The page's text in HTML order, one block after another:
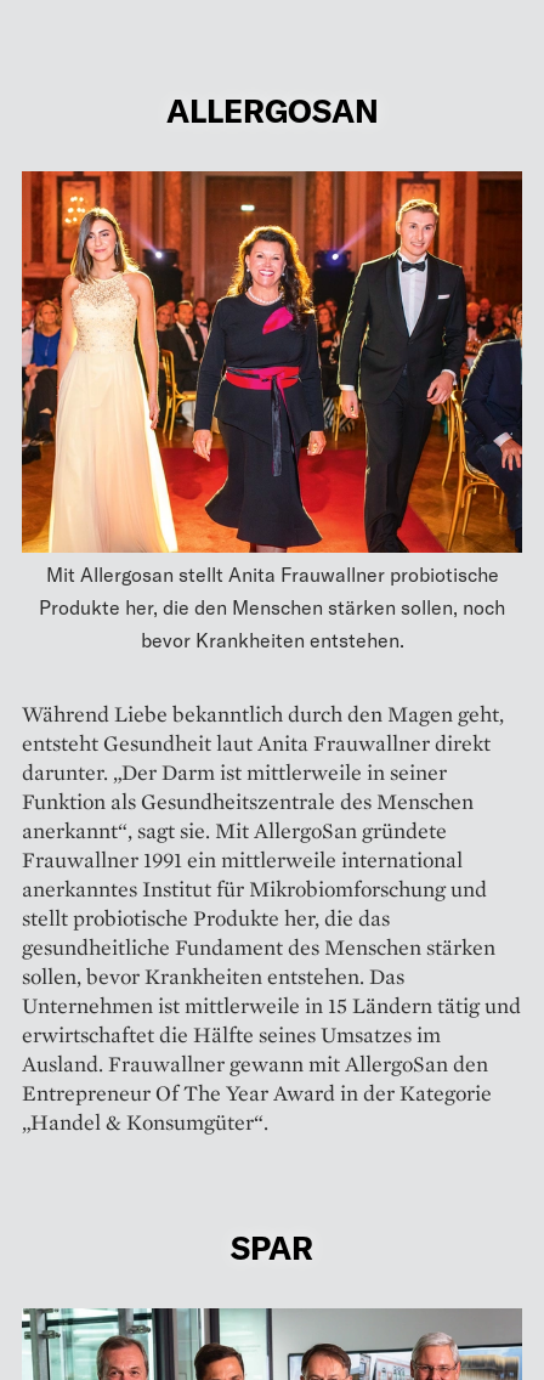
ALLERGOSAN
Mit Allergosan stellt Anita Frauwallner probiotische
Produkte her, die den Menschen stärken sollen, noch
bevor Krankheiten entstehen.
Während Liebe bekanntlich durch den Magen geht,
entsteht Gesundheit laut Anita Frauwallner direkt
darunter. „Der Darm ist ­mittlerweile in seiner
Funktion als Gesundheitszentrale des Menschen
anerkannt“, sagt sie. Mit AllergoSan gründete
Frauwallner 1991 ein mittlerweile international
anerkanntes Institut für Mikrobiom­forschung und
stellt probiotische Produkte her, die das
gesundheitliche Fundament des Menschen stärken
sollen, bevor Krankheiten entstehen. Das
Unternehmen ist mittlerweile in 15 Ländern ­tätig und
erwirtschaftet die Hälfte seines Umsatzes im
Ausland. Frauwallner gewann mit AllergoSan den
Entrepreneur Of The Year Award in der ­Kategorie
„Handel & Konsumgüter“.
SPAR